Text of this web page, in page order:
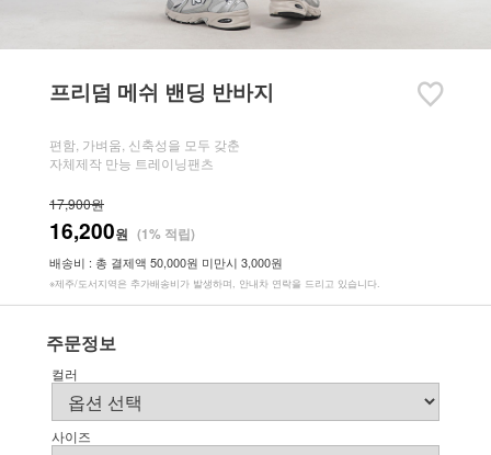
프리덤 메쉬 밴딩 반바지
편함, 가벼움, 신축성을 모두 갖춘
자체제작 만능 트레이닝팬츠
17,900원
16,200원 (1% 적립)
배송비 : 총 결제액 50,000원 미만시 3,000원
※제주/도서지역은 추가배송비가 발생하며, 안내차 연락을 드리고 있습니다.
주문정보
컬러
사이즈